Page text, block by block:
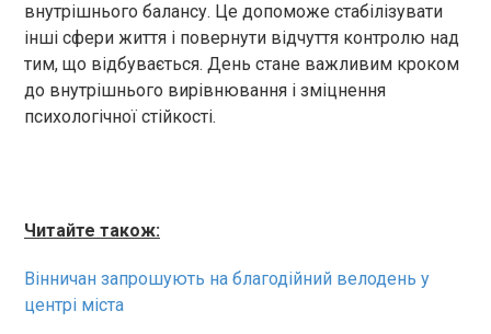
внутрішнього балансу. Це допоможе стабілізувати
інші сфери життя і повернути відчуття контролю над
тим, що відбувається. День стане важливим кроком
до внутрішнього вирівнювання і зміцнення
психологічної стійкості.
Читайте також:
Вінничан запрошують на благодійний велодень у
центрі міста